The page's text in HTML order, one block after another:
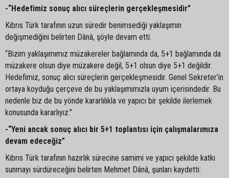
-“Hedefimiz sonuç alıcı süreçlerin gerçekleşmesidir”
Kıbrıs Türk tarafının uzun süredir benimsediği yaklaşımın
değişmediğini belirten Dânâ, şöyle devam etti:
“Bizim yaklaşımımız müzakereler bağlamında da, 5+1 bağlamında da
müzakere olsun diye müzakere değil, 5+1 olsun diye 5+1 değildir.
Hedefimiz, sonuç alıcı süreçlerin gerçekleşmesidir. Genel Sekreter’in
ortaya koyduğu çerçeve de bu yaklaşımımızla uyum içerisindedir. Bu
nedenle biz de bu yönde kararlılıkla ve yapıcı bir şekilde ilerlemek
konusunda kararlıyız.”
-“Yeni ancak sonuç alıcı bir 5+1 toplantısı için çalışmalarımıza
devam edeceğiz”
Kıbrıs Türk tarafının hazırlık sürecine samimi ve yapıcı şekilde katkı
sunmayı sürdüreceğini belirten Mehmet Dânâ, şunları kaydetti: